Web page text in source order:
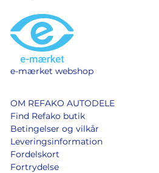
e-mærket webshop
OM REFAKO AUTODELE
Find Refako butik
Betingelser og vilkår
Leveringsinformation
Fordelskort
Fortrydelse